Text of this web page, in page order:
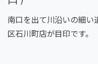
南口を出て川沿いの細い
区石川町店が目印です。